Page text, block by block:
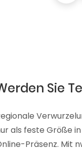
Sie
als feste Größe
Präsenz. Mit